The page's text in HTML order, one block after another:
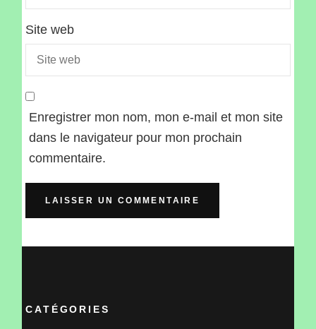
Site web
Enregistrer mon nom, mon e-mail et mon site
dans le navigateur pour mon prochain
commentaire.
CATÉGORIES